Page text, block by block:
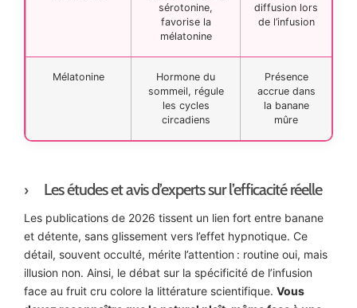
sérotonine,
favorise la
mélatonine
diffusion lors
de l’infusion
Mélatonine
Hormone du
sommeil, régule
les cycles
circadiens
Présence
accrue dans
la banane
mûre
Les études et avis d’experts sur l’efficacité réelle
Les publications de 2026 tissent un lien fort entre banane
et détente, sans glissement vers l’effet hypnotique. Ce
détail, souvent occulté, mérite l’attention : routine oui, mais
illusion non. Ainsi, le débat sur la spécificité de l’infusion
face au fruit cru colore la littérature scientifique. Vous